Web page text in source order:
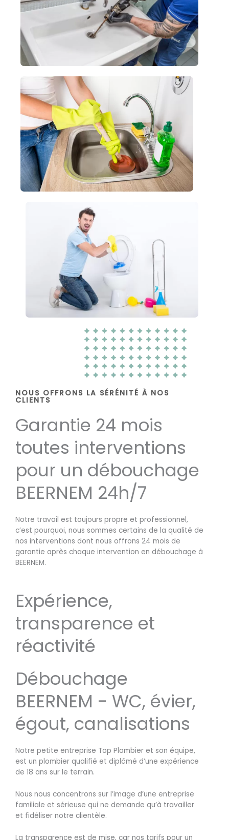
NOUS OFFRONS LA SÉRÉNITÉ À NOS
CLIENTS
Garantie 24 mois
toutes interventions
pour un débouchage
BEERNEM 24h/7
Notre travail est toujours propre et professionnel,
c’est pourquoi, nous sommes certains de la qualité de
nos interventions dont nous offrons 24 mois de
garantie après chaque intervention en débouchage à
BEERNEM.
Expérience,
transparence et
réactivité
Débouchage
BEERNEM - WC, évier,
égout, canalisations
Notre petite entreprise Top Plombier et son équipe,
est un plombier qualifié et diplômé d’une expérience
de 18 ans sur le terrain.
Nous nous concentrons sur l’image d’une entreprise
familiale et sérieuse qui ne demande qu’à travailler
et fidéliser notre clientèle.
La transparence est de mise, car nos tarifs pour un